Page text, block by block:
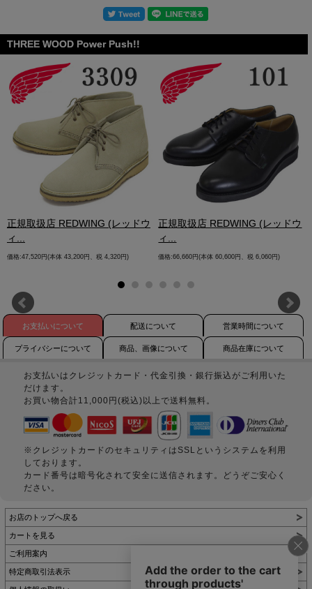
THREE WOOD Power Push!!
正規取扱店 REDWING (レッドウ
ィ...
価格:47,520円(本体 43,200円、税 4,320円)
正規取扱店 REDWING (レッドウ
ィ...
価格:66,660円(本体 60,600円、税 6,060円)
お支払いについて 配送について 営業時間について
プライバシーについて 商品、画像について 商品在庫について
お支払いはクレジットカード・代金引換・銀行振込がご利用いた
だけます。
お買い物合計11,000円(税込)以上で送料無料。
※クレジットカードのセキュリティはSSLというシステムを利用
しております。
カード番号は暗号化されて安全に送信されます。どうぞご安心く
ださい。
お店のトップへ戻る
カートを見る
ご利用案内
特定商取引法表示